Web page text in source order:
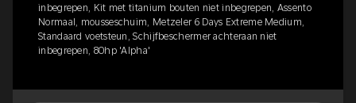
inbegrepen, Kit met titanium bouten niet inbegrepen, Assento
Normaal, mousseschuim, Metzeler 6 Days Extreme Medium,
Standaard voetsteun, Schijfbeschermer achteraan niet
inbegrepen, 80hp 'Alpha'